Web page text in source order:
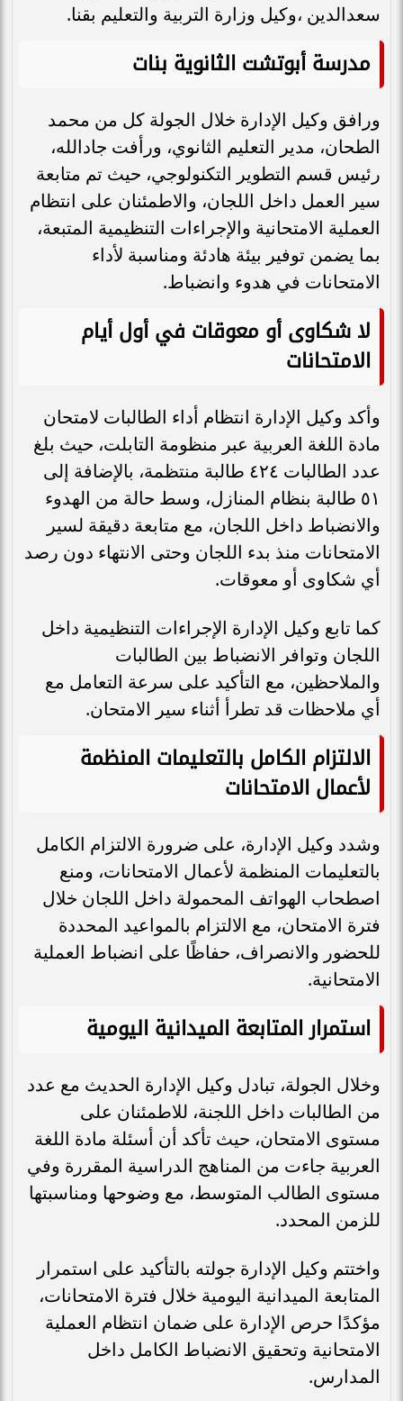
سعدالدين ،وكيل وزارة التربية والتعليم بقنا.
مدرسة أبوتشت الثانوية بنات
ورافق وكيل الإدارة خلال الجولة كل من محمد
الطحان، مدير التعليم الثانوي، ورأفت جادالله،
رئيس قسم التطوير التكنولوجي، حيث تم متابعة
سير العمل داخل اللجان، والاطمئنان على انتظام
العملية الامتحانية والإجراءات التنظيمية المتبعة،
بما يضمن توفير بيئة هادئة ومناسبة لأداء
الامتحانات في هدوء وانضباط.
لا شكاوى أو معوقات في أول أيام
الامتحانات
وأكد وكيل الإدارة انتظام أداء الطالبات لامتحان
مادة اللغة العربية عبر منظومة التابلت، حيث بلغ
عدد الطالبات ٤٢٤ طالبة منتظمة، بالإضافة إلى
٥١ طالبة بنظام المنازل، وسط حالة من الهدوء
والانضباط داخل اللجان، مع متابعة دقيقة لسير
الامتحانات منذ بدء اللجان وحتى الانتهاء دون رصد
أي شكاوى أو معوقات.
كما تابع وكيل الإدارة الإجراءات التنظيمية داخل
اللجان وتوافر الانضباط بين الطالبات
والملاحظين، مع التأكيد على سرعة التعامل مع
أي ملاحظات قد تطرأ أثناء سير الامتحان.
الالتزام الكامل بالتعليمات المنظمة
لأعمال الامتحانات
وشدد وكيل الإدارة، على ضرورة الالتزام الكامل
بالتعليمات المنظمة لأعمال الامتحانات، ومنع
اصطحاب الهواتف المحمولة داخل اللجان خلال
فترة الامتحان، مع الالتزام بالمواعيد المحددة
للحضور والانصراف، حفاظًا على انضباط العملية
الامتحانية.
استمرار المتابعة الميدانية اليومية
وخلال الجولة، تبادل وكيل الإدارة الحديث مع عدد
من الطالبات داخل اللجنة، للاطمئنان على
مستوى الامتحان، حيث تأكد أن أسئلة مادة اللغة
العربية جاءت من المناهج الدراسية المقررة وفي
مستوى الطالب المتوسط، مع وضوحها ومناسبتها
للزمن المحدد.
واختتم وكيل الإدارة جولته بالتأكيد على استمرار
المتابعة الميدانية اليومية خلال فترة الامتحانات،
مؤكدًا حرص الإدارة على ضمان انتظام العملية
الامتحانية وتحقيق الانضباط الكامل داخل
المدارس.